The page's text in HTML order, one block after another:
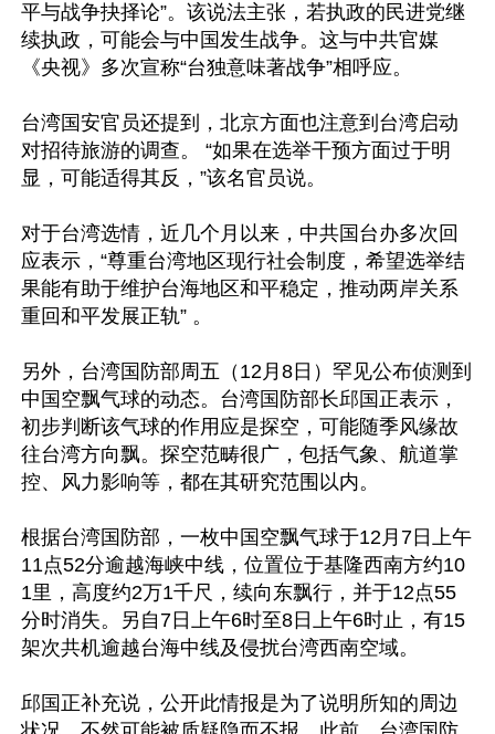
平与战争抉择论”。该说法主张，若执政的民进党继
续执政，可能会与中国发生战争。这与中共官媒
《央视》多次宣称“台独意味著战争”相呼应。
台湾国安官员还提到，北京方面也注意到台湾启动
对招待旅游的调查。 “如果在选举干预方面过于明
显，可能适得其反，”该名官员说。
对于台湾选情，近几个月以来，中共国台办多次回
应表示，“尊重台湾地区现行社会制度，希望选举结
果能有助于维护台海地区和平稳定，推动两岸关系
重回和平发展正轨” 。
另外，台湾国防部周五（12月8日）罕见公布侦测到
中国空飘气球的动态。台湾国防部长邱国正表示，
初步判断该气球的作用应是探空，可能随季风缘故
往台湾方向飘。探空范畴很广，包括气象、航道掌
控、风力影响等，都在其研究范围以内。
根据台湾国防部，一枚中国空飘气球于12月7日上午
11点52分逾越海峡中线，位置位于基隆西南方约10
1里，高度约2万1千尺，续向东飘行，并于12点55
分时消失。另自7日上午6时至8日上午6时止，有15
架次共机逾越台海中线及侵扰台湾西南空域。
邱国正补充说，公开此情报是为了说明所知的周边